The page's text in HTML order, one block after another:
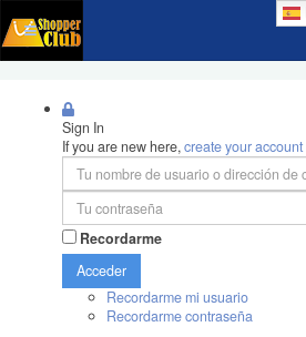
Sign In
If you are new here,create your
Recordarme
Acceder
Recordarme mi usuario
Recordarme contraseña